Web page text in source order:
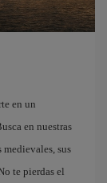
en un
en nuestras
medievales, sus
te pierdas el